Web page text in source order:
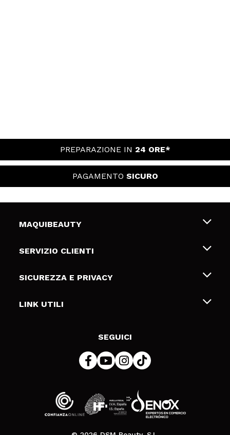
PREPARAZIONE IN 24 ORE*
PAGAMENTO SICURO
MAQUIBEAUTY
Chi siamo
Gift Cards
SERVIZIO CLIENTI
Spedizioni & Resi
Metodi di pagamamento
SICUREZZA E PRIVACY
Termini e condizioni
LINK UTILI
SEGUICI